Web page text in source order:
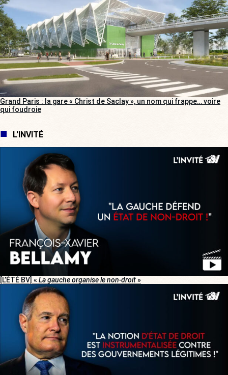
Grand Paris : la gare « Christ de Saclay », un nom qui frappe… voire
qui foudroie
L'INVITÉ
[L’ÉTÉ BV] « La gauche organise le non-droit»